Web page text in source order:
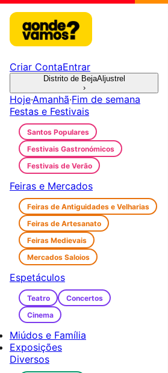
Criar ContaEntrar
Distrito de BejaAljustrel
›
Hoje·Amanhã·Fim de semana
Festas e Festivais
Santos Populares
Festivais Gastronómicos
Festivais de Verão
Feiras e Mercados
Feiras de Antiguidades e Velharias
Feiras de Artesanato
Feiras Medievais
Mercados Saloios
Espetáculos
Teatro
Concertos
Cinema
Miúdos e Família
Exposições
Diversos